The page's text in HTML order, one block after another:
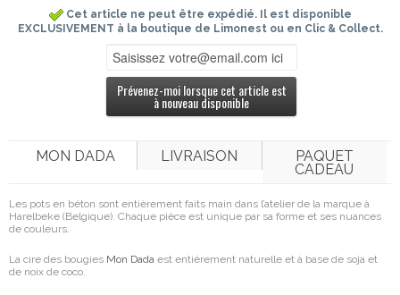
Cet article ne peut être expédié. Il est disponible
EXCLUSIVEMENT à la boutique de Limonest ou en Clic & Collect.
Prévenez-moi lorsque cet article est
à nouveau disponible
MON DADA LIVRAISON PAQUET
CADEAU
Les pots en béton sont entièrement faits main dans l’atelier de la marque à
Harelbeke (Belgique). Chaque pièce est unique par sa forme et ses nuances
de couleurs.
La cire des bougies Mon Dada est entièrement naturelle et à base de soja et
de noix de coco.